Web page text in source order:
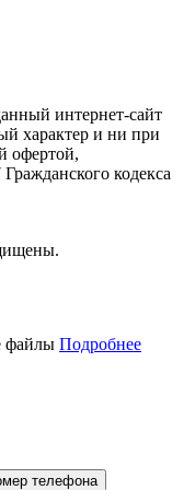
интернет-сайт
характер и ни при
офертой,
кодекса
файлы Подробнее
телефона